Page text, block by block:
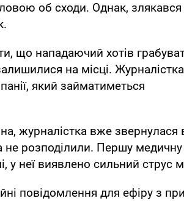
об сходи. Однак, злякався
що нападаючий хотів
на місці. Журналістка
який займатиметься
журналістка вже звернулася
не розподілили. Першу медичну
у неї виявлено сильний струс
повідомлення для ефіру з